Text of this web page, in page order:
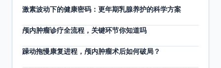
激素波动下的健康密码：更年期乳腺养护的科学方案
颅内肿瘤诊疗全流程，关键环节你知道吗
躁动拖慢康复进程，颅内肿瘤术后如何破局？